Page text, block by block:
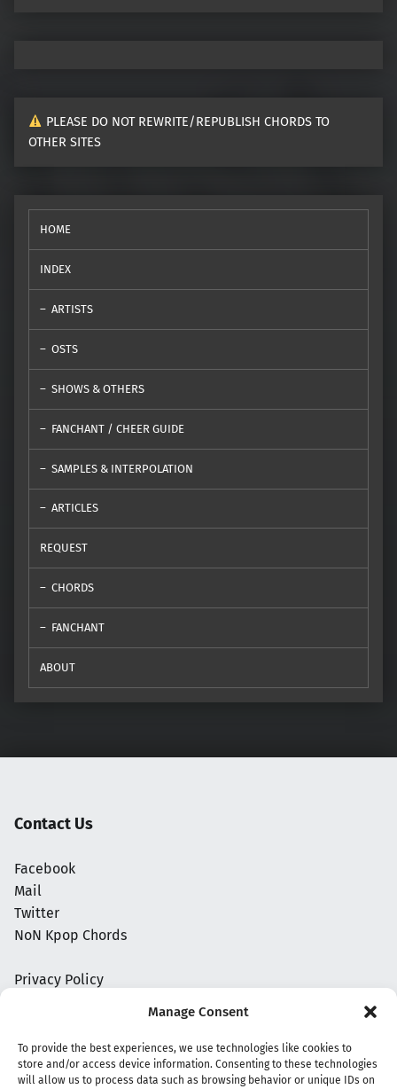
Manage Consent
To provide the best experiences, we use technologies like cookies to
store and/or access device information. Consenting to these technologies
will allow us to process data such as browsing behavior or unique IDs on
PLEASE DO NOT REWRITE/REPUBLISH CHORDS TO
OTHER SITES
HOME
INDEX
ARTISTS
OSTS
SHOWS & OTHERS
FANCHANT / CHEER GUIDE
SAMPLES & INTERPOLATION
ARTICLES
REQUEST
CHORDS
FANCHANT
ABOUT
Contact Us
Facebook
Mail
Twitter
NoN Kpop Chords
Privacy Policy